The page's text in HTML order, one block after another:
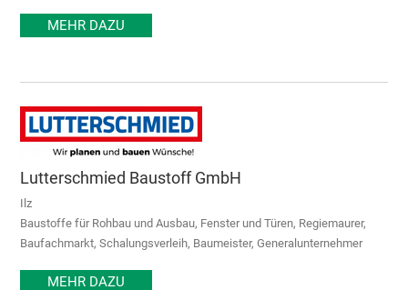
MEHR DAZU
Lutterschmied Baustoff GmbH
Ilz
Baustoffe für Rohbau und Ausbau, Fenster und Türen, Regiemaurer,
Baufachmarkt, Schalungsverleih, Baumeister, Generalunternehmer
MEHR DAZU